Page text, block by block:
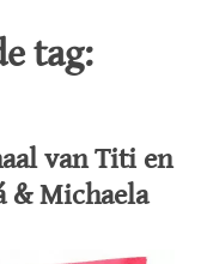
tag:
van Titi en
& Michaela